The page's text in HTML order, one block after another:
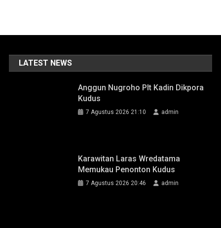
LATEST NEWS
Anggun Nugroho Plt Kadin Dikpora
Kudus
7 Agustus 2026 21:10 admin
Karawitan Laras Wredatama
Memukau Penonton Kudus
7 Agustus 2026 20:46 admin